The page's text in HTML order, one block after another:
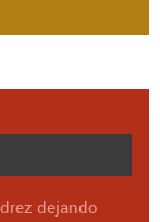
dejando